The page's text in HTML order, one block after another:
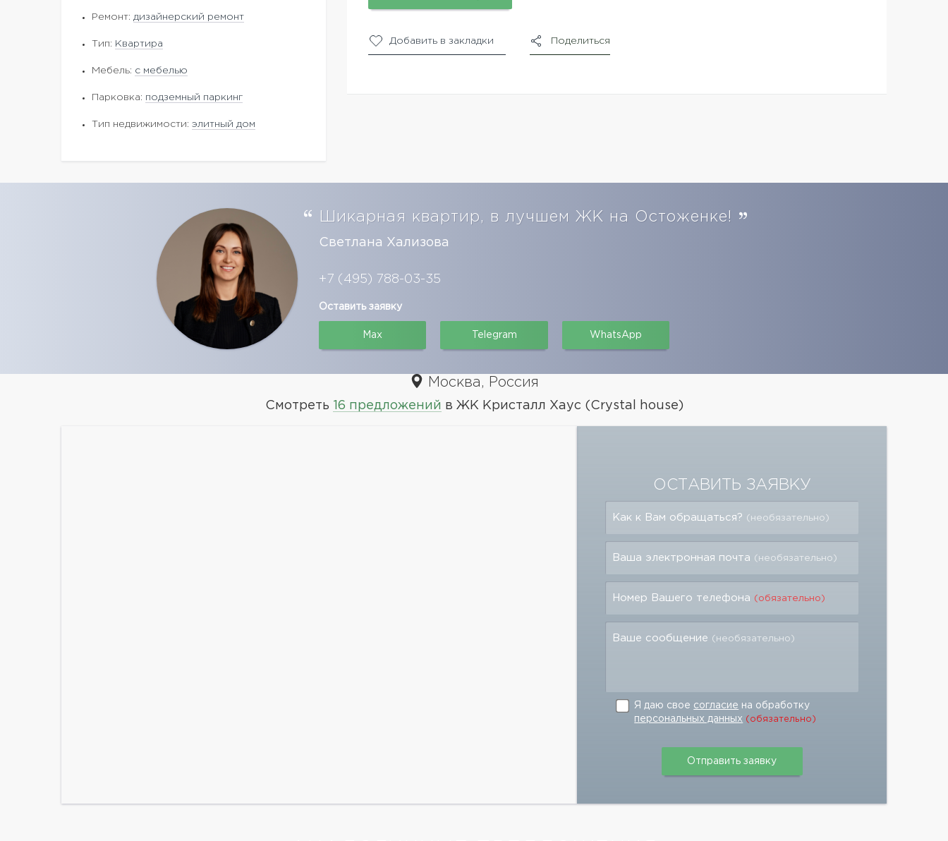
Ремонт: дизайнерский ремонт
Тип: Квартира
Мебель: с мебелью
Парковка: подземный паркинг
Тип недвижимости: элитный дом
Добавить в закладки Поделиться
Шикарная квартир, в лучшем ЖК на Остоженке!
Светлана Хализова
+7 (495) 788-03-35
Оставить заявку
Max Telegram WhatsApp
Москва, Россия
Смотреть 16 предложений в ЖК Кристалл Хаус (Crystal house)
ОСТАВИТЬ ЗАЯВКУ
Как к Вам обращаться? (необязательно)
Ваша электронная почта (необязательно)
Номер Вашего телефона (обязательно)
Ваше сообщение (необязательно)
Я даю свое согласие на обработку
персональных данных (обязательно)